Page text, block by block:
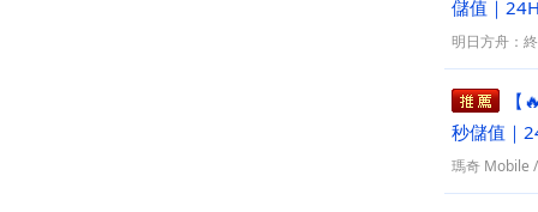
儲值｜
明日方舟：
【
秒儲值｜
瑪奇 Mobile